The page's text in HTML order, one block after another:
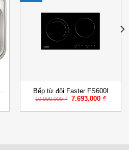
Wishlist
Bếp từ đôi Faster FS600I
10.990.000₫
Giá
là:
7.693.000 ₫Giá
tại